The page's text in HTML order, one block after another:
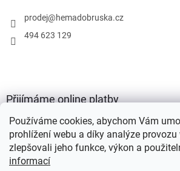
Používáme cookies, abychom Vám
prohlížení webu a díky analýze provozu
zlepšovali jeho funkce, výkon a
informací
prodej@hemadobruska.cz
494 623 129
Přijímáme online platby